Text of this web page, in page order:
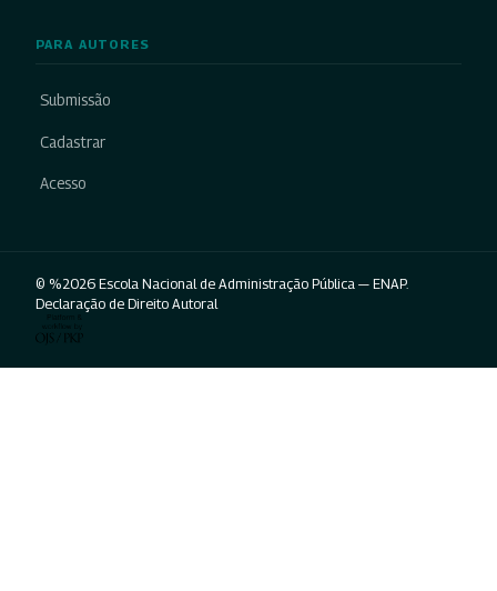
PARA AUTORES
Submissão
Cadastrar
Acesso
© %2026 Escola Nacional de Administração Pública — ENAP.
Declaração de Direito Autoral